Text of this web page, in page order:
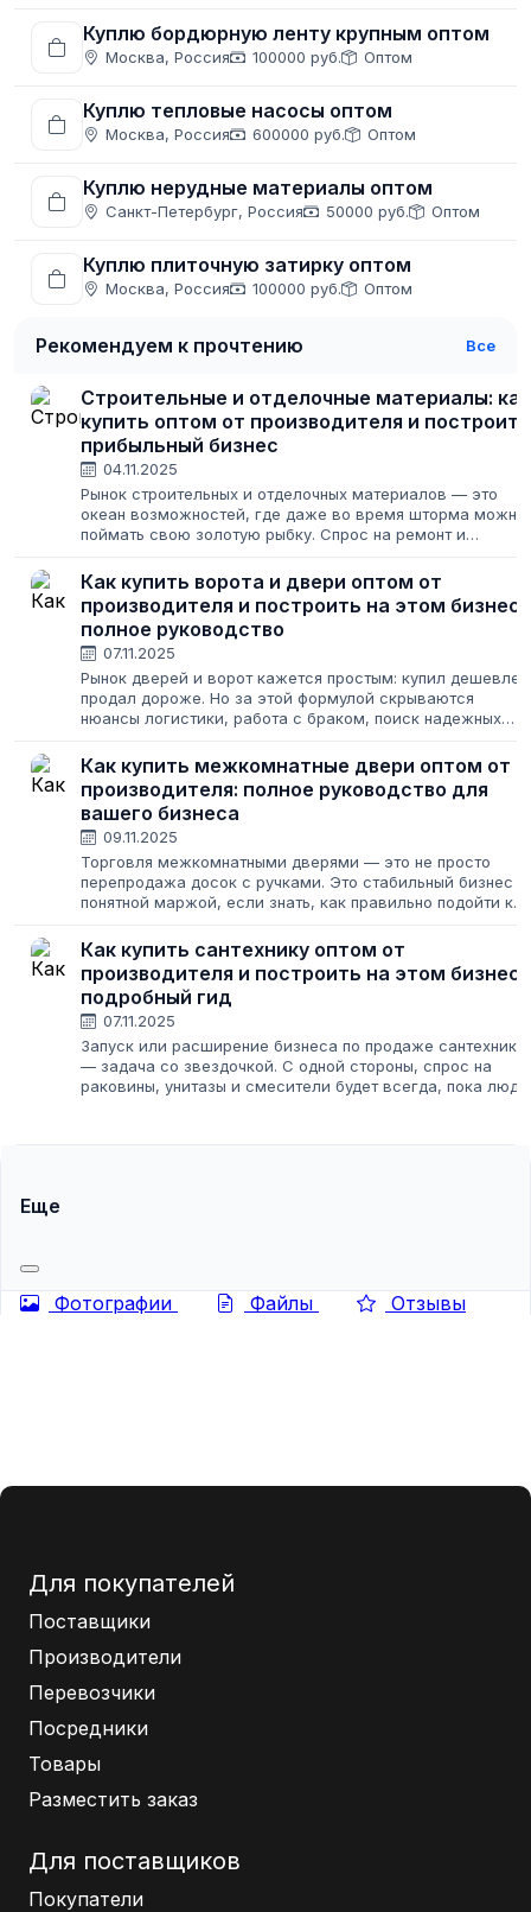
Куплю бордюрную ленту крупным оптом
Москва, Россия 100000 руб. Оптом
Куплю тепловые насосы оптом
Москва, Россия 600000 руб. Оптом
Куплю нерудные материалы оптом
Санкт-Петербург, Россия 50000 руб. Оптом
Куплю плиточную затирку оптом
Москва, Россия 100000 руб. Оптом
Рекомендуем к прочтению Все
Строительные и отделочные материалы: как
купить оптом от производителя и построить
прибыльный бизнес
04.11.2025
Рынок строительных и отделочных материалов — это
океан возможностей, где даже во время шторма можно
поймать свою золотую рыбку. Спрос на ремонт и
масштабы. Для предпринимателя это...
Как купить ворота и двери оптом от
производителя и построить на этом бизнес:
полное руководство
07.11.2025
Рынок дверей и ворот кажется простым: купил дешевле,
продал дороже. Но за этой формулой скрываются
нюансы логистики, работа с браком, поиск надежных
свой магазин или наладить поставки...
Как купить межкомнатные двери оптом от
производителя: полное руководство для
вашего бизнеса
09.11.2025
Торговля межкомнатными дверями — это не просто
перепродажа досок с ручками. Это стабильный бизнес с
понятной маржой, если знать, как правильно подойти к
этапе: выбирают не тот ассортимент,...
Как купить сантехнику оптом от
производителя и построить на этом бизнес:
подробный гид
07.11.2025
Запуск или расширение бизнеса по продаже сантехники
— задача со звездочкой. С одной стороны, спрос на
раковины, унитазы и смесители будет всегда, пока люди
Еще
Фотографии Файлы Отзывы
Для покупателей
Поставщики
Производители
Перевозчики
Посредники
Товары
Разместить заказ
Для поставщиков
Покупатели